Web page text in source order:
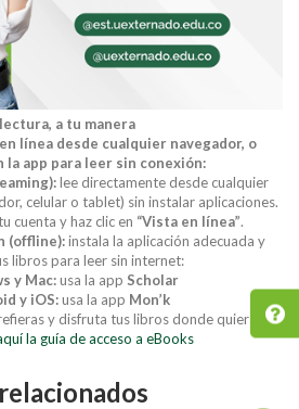
a tu manera
línea desde cualquier navegador, o
la app para leer sin conexión:
lee directamente desde cualquier
celular o tablet) sin instalar aplicaciones.
cuenta y haz clic en “Vista en línea”.
(offline):instala la aplicación adecuada y
libros para leer sin internet:
y Mac:usa la app Scholar
y iOS:usa la app Mon’k
y disfruta tus libros donde quieras.
la guía de acceso a eBooks